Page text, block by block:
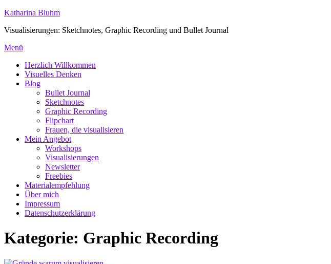
Zum
springen
Katharina Bluhm
Visualisierungen: Sketchnotes, Graphic Recording und Bullet Journal
Menü
Herzlich Willkommen
Visuelles Denken
Blog
Bullet Journal
Sketchnotes
Graphic Recording
Flipchart
Frauen, die visualisieren
Mein Angebot
Workshops
Visualisierungen
Newsletter
Freebies
Materialempfehlung
Über mich
Impressum
Datenschutzerklärung
Kategorie: Graphic Recording